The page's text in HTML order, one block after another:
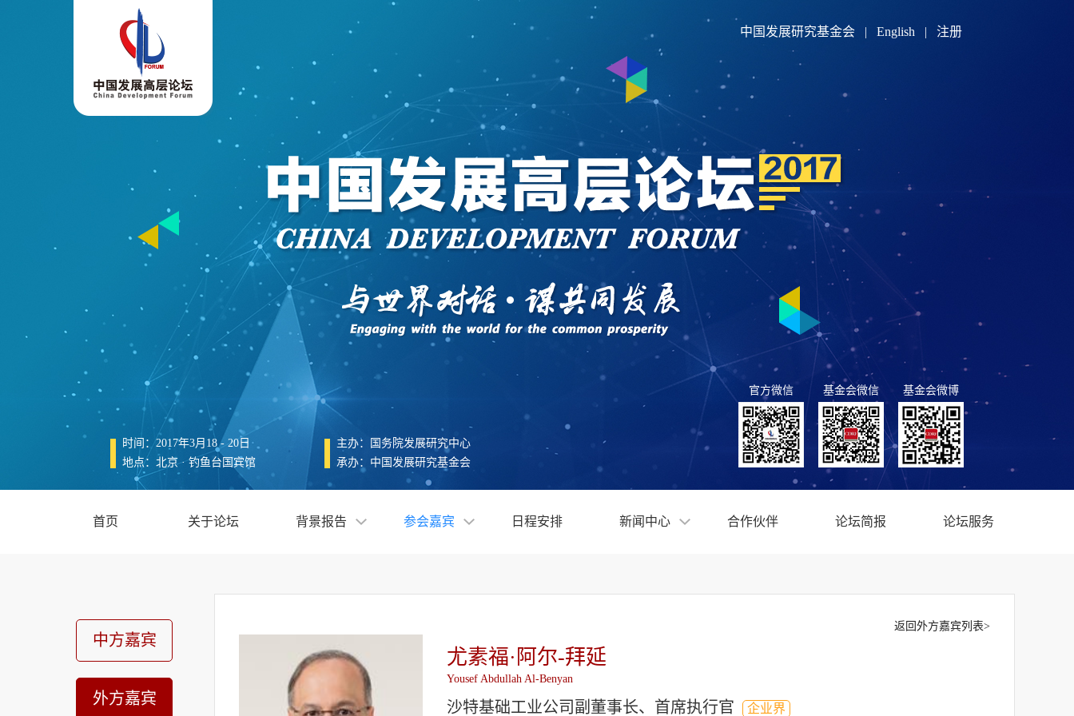
中国发展研究基金会 | English | 注册
时间：2017年3月18 - 20日
地点：北京 · 钓鱼台国宾馆
主办：国务院发展研究中心
承办：中国发展研究基金会
官方微信 基金会微信 基金会微博
首页 关于论坛 背景报告 参会嘉宾 日程安排 新闻中心 合作伙伴 论坛简报 论坛服务
中方嘉宾
外方嘉宾
返回外方嘉宾列表>
尤素福·阿尔-拜延
Yousef Abdullah Al-Benyan
沙特基础工业公司副董事长、首席执行官 企业界